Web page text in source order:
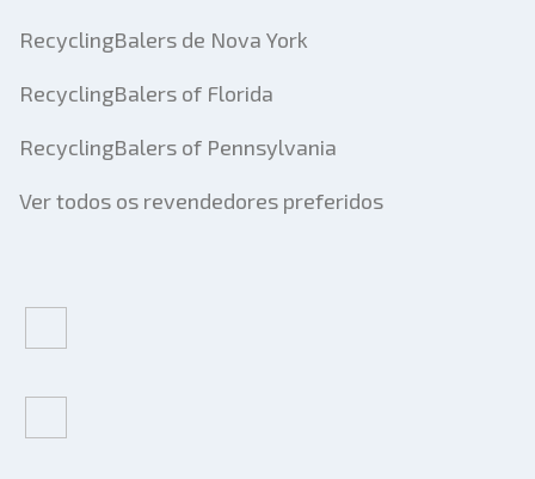
RecyclingBalers de Nova York
RecyclingBalers of Florida
RecyclingBalers of Pennsylvania
Ver todos os revendedores preferidos